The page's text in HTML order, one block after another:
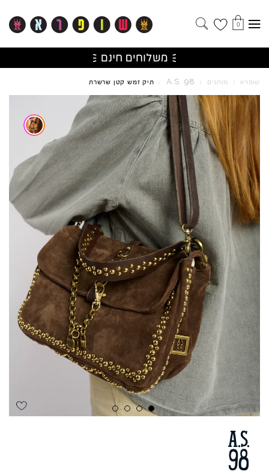
0
שופרא / מותגים /
A.S. 98
/ תיק זמש קטן שרשרת
Skip to product reviews